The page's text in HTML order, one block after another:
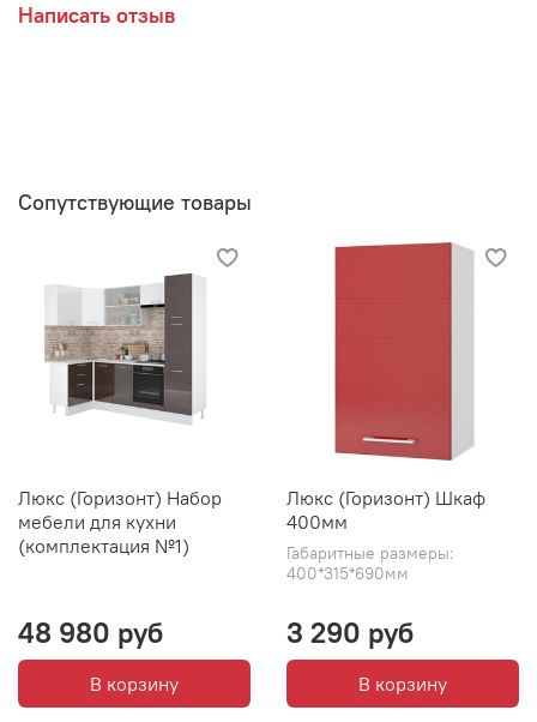
Написать отзыв
Сопутствующие товары
Люкс (Горизонт) Набор
мебели для кухни
(комплектация №1)
48 980 руб
В корзину
Люкс (Горизонт) Шкаф
400мм
Габаритные размеры:
400*315*690мм
3 290 руб
В корзину